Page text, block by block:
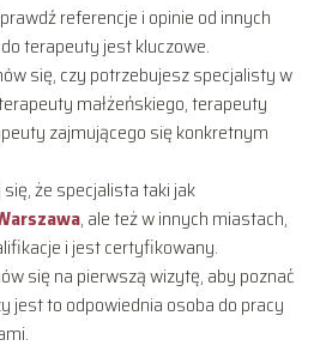
referencje i opinie od innych
terapeuty jest kluczowe.
się, czy potrzebujesz specjalisty w
małżeńskiego, terapeuty
zajmującego się konkretnym
że specjalista taki jak
, ale też w innych miastach,
i jest certyfikowany.
się na pierwszą wizytę, aby poznać
jest to odpowiednia osoba do pracy